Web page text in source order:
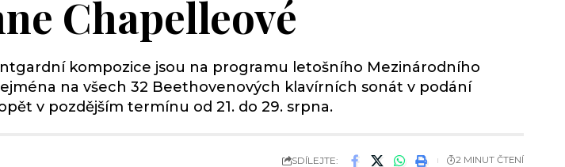
Chapelleové
kompozice jsou na programu letošního Mezinárodního
na všech 32 Beethovenových klavírních sonát v podání
v pozdějším termínu od 21. do 29. srpna.
SDÍLEJTE: 2 MINUT ČTENÍ